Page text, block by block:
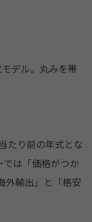
デル。丸みを帯
たり前の年式とな
では「価格がつか
外輸出」と「格安